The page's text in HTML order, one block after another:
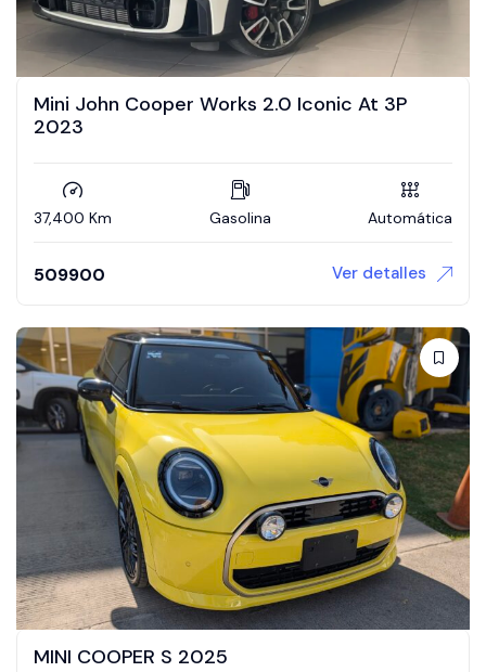
Mini John Cooper Works 2.0 Iconic At 3P
2023
37,400 Km Gasolina Automática
509900 Ver detalles
MINI COOPER S 2025